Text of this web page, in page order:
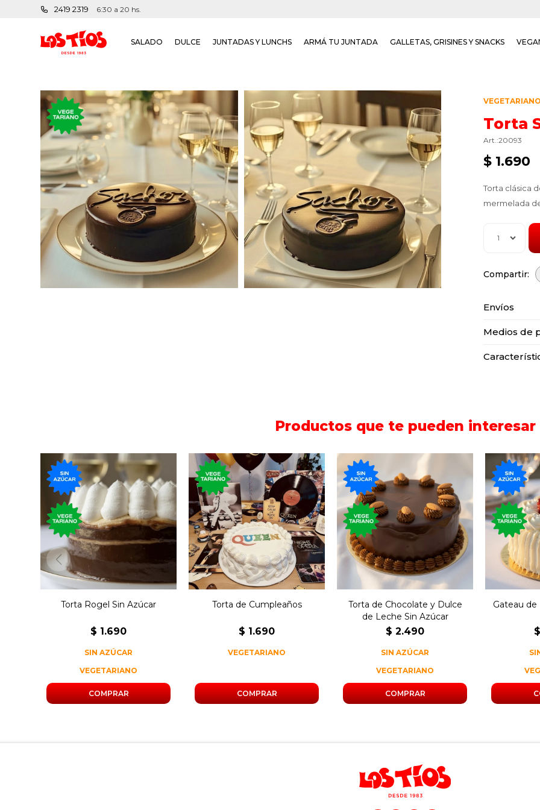
SALADO DULCE JUNTADAS Y LUNCHS ARMÁ TU JUNTADA GALLETAS, GRISINES Y SNACKS
2419 2319 6:30 a 20 hs.
VEGETARIANO
Torta
20093
$ 1.690
Torta clásica
mermelada
1
Envíos
Medios de
Productos que te pueden interesar
Torta con milhojas de
dulce de leche y crema sin
azúcar.
Torta Rogel Sin Azúcar
$ 1.690
SIN AZÚCAR
VEGETARIANO
Clásica torta de
bizcochuelo, relleno de
dulce de leche, con baño
de merengue.
Peso estándar 1,5 kg.
Torta de Cumpleaños
$ 1.690
VEGETARIANO
Torta clásica de la
repostería uruguaya sin
azúcar, con bizcochuelo,
dulce de leche y
Torta de Chocolate y Dulce
de Leche Sin Azúcar
$ 2.490
SIN AZÚCAR
VEGETARIANO
Pastel
Gateau de
$